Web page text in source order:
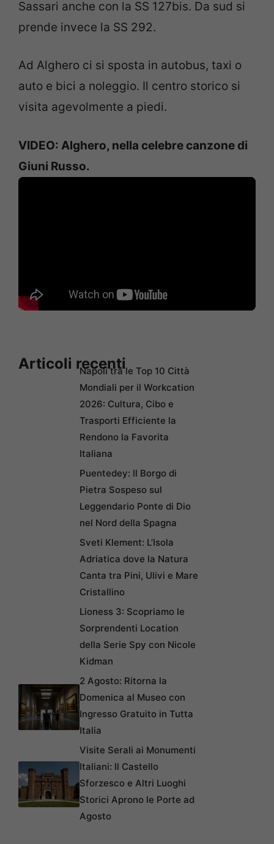
Sassari anche con la SS 127bis. Da sud si
prende invece la SS 292.
Ad Alghero ci si sposta in autobus, taxi o
auto e bici a noleggio. Il centro storico si
visita agevolmente a piedi.
VIDEO: Alghero, nella celebre canzone di
Giuni Russo.
Articoli recentiNapoli tra le Top 10 Città
Mondiali per il Workcation
2026: Cultura, Cibo e
Trasporti Efficiente la
Rendono la Favorita
Italiana
Puentedey: Il Borgo di
Pietra Sospeso sul
Leggendario Ponte di Dio
nel Nord della Spagna
Sveti Klement: L’Isola
Adriatica dove la Natura
Canta tra Pini, Ulivi e Mare
Cristallino
Lioness 3: Scopriamo le
Sorprendenti Location
della Serie Spy con Nicole
Kidman
2 Agosto: Ritorna la
Domenica al Museo con
Ingresso Gratuito in Tutta
Italia
Visite Serali ai Monumenti
Italiani: Il Castello
Sforzesco e Altri Luoghi
Storici Aprono le Porte ad
Agosto